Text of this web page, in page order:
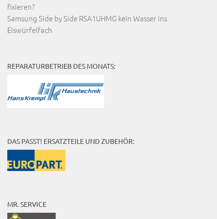
fixieren?
Samsung Side by Side RSA1UHMG kein Wasser ins
Eiswürfelfach
REPARATURBETRIEB DES MONATS:
DAS PASST! ERSATZTEILE UND ZUBEHÖR:
MR. SERVICE